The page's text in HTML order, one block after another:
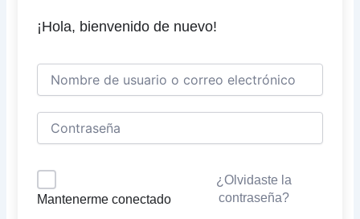
¡Hola, bienvenido de nuevo!
Mantenerme conectado
¿Olvidaste la
contraseña?